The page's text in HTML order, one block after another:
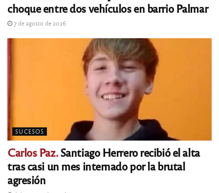
choque entre dos vehículos en barrio Palmar
7 de agosto de 2026
SUCESOS
Carlos Paz.Santiago Herrero recibió el alta
tras casi un mes internado por la brutal
agresión